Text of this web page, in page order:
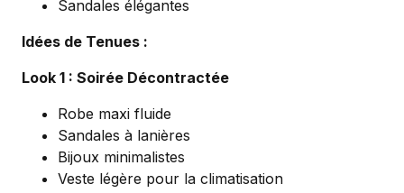
Sandales élégantes
Idées de Tenues :
Look 1 : Soirée Décontractée
Robe maxi fluide
Sandales à lanières
Bijoux minimalistes
Veste légère pour la climatisation